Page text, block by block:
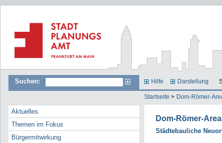
Suchen: Hilfe Darstellung
Startseite > Dom-Römer-
Aktuelles
Themen im Fokus
Bürgermitwirkung
Dom-Römer-
Städtebauliche